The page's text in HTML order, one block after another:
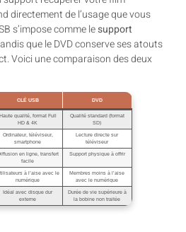
directement de l’usage que vous
s’impose comme lesupport
que le DVD conserve ses atouts
Voici une comparaison des deux
CLÉ USB DVD
Haute qualité, format Full
HD & 4K
Qualité standard (format
SD)
Ordinateur, téléviseur,
smartphone
Lecture directe sur
téléviseur
en ligne, transfert
facile
Support physique à offrir
à l’aise avec le
numérique
Membres moins à l’aise
avec le numérique
Idéal avec disque dur
externe
Durée de vie supérieure à
la bobine non traitée